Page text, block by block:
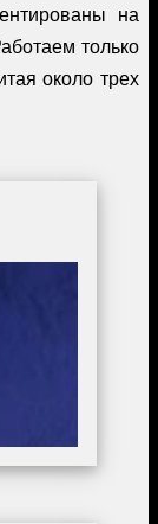
на
только
около трех